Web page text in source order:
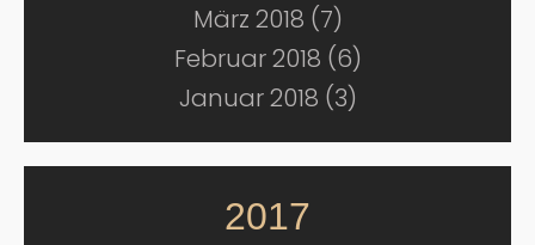
März 2018 (7)
Februar 2018 (6)
Januar 2018 (3)
2017